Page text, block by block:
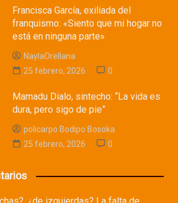
Francisca García, exiliada del
franquismo: «Siento que mi hogar no
está en ninguna parte»
NaylaOrellana
25 febrero, 2026
0
Mamadu Dialo, sintecho: “La vida es
dura, pero sigo de pie”
policarpo Bodipo Bosoka
25 febrero, 2026
0